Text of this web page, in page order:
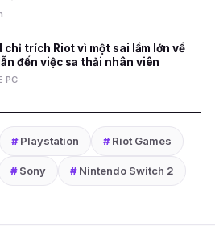
chỉ trích Riot vì một sai lầm lớn về
đến việc sa thải nhân viên
PC
#Playstation #Riot Games
#Sony #Nintendo Switch 2